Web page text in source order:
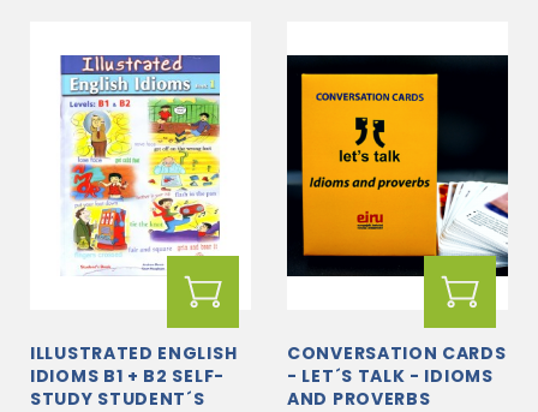
ILLUSTRATED ENGLISH
IDIOMS B1 + B2 SELF-
STUDY STUDENT´S
CONVERSATION CARDS
- LET´S TALK - IDIOMS
AND PROVERBS